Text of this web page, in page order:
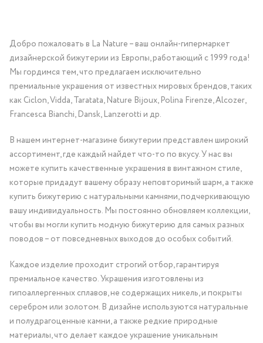
Добро пожаловать в La Nature – ваш онлайн-гипермаркет
дизайнерской бижутерии из Европы, работающий с 1999 года!
Мы гордимся тем, что предлагаем исключительно
премиальные украшения от известных мировых брендов, таких
как Ciclon, Vidda, Taratata, Nature Bijoux, Polina Firenze, Alcozer,
Francesca Bianchi, Dansk, Lanzerotti и др.
В нашем интернет-магазине бижутерии представлен широкий
ассортимент, где каждый найдет что-то по вкусу. У нас вы
можете купить качественные украшения в винтажном стиле,
которые придадут вашему образу неповторимый шарм, а также
купить бижутерию с натуральными камнями, подчеркивающую
вашу индивидуальность. Мы постоянно обновляем коллекции,
чтобы вы могли купить модную бижутерию для самых разных
поводов – от повседневных выходов до особых событий.
Каждое изделие проходит строгий отбор, гарантируя
премиальное качество. Украшения изготовлены из
гипоаллергенных сплавов, не содержащих никель, и покрыты
серебром или золотом. В дизайне используются натуральные
и полудрагоценные камни, а также редкие природные
материалы, что делает каждое украшение уникальным